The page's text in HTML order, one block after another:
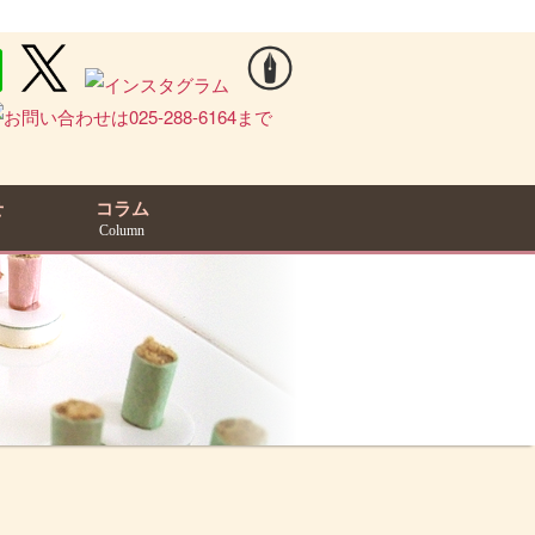
コラム
Column